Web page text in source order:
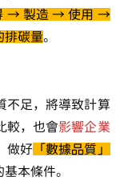
→ 製造 → 使用 →
排碳量。
不足，將導致計算
較，也會影響企業
做好「數據品質」
本條件。